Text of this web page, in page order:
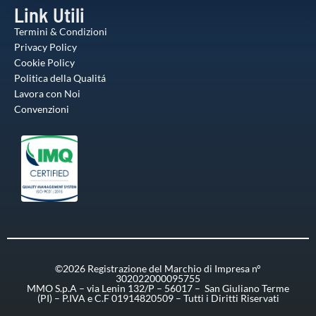
Link Utili
Termini & Condizioni
Privacy Policy
Cookie Policy
Politica della Qualitá
Lavora con Noi
Convenzioni
©2026 Registrazione del Marchio di Impresa n°
302022000095755
MMO S.p.A – via Lenin 132/P – 56017 – San Giuliano Terme
(PI) – P.IVA e C.F 01914820509 – Tutti i Diritti Riservati